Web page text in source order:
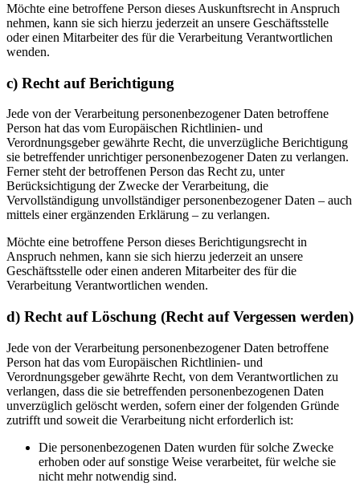
Möchte eine betroffene Person dieses Auskunftsrecht in Anspruch
nehmen, kann sie sich hierzu jederzeit an unsere Geschäftsstelle
oder einen Mitarbeiter des für die Verarbeitung Verantwortlichen
wenden.
c) Recht auf Berichtigung
Jede von der Verarbeitung personenbezogener Daten betroffene
Person hat das vom Europäischen Richtlinien- und
Verordnungsgeber gewährte Recht, die unverzügliche Berichtigung
sie betreffender unrichtiger personenbezogener Daten zu verlangen.
Ferner steht der betroffenen Person das Recht zu, unter
Berücksichtigung der Zwecke der Verarbeitung, die
Vervollständigung unvollständiger personenbezogener Daten – auch
mittels einer ergänzenden Erklärung – zu verlangen.
Möchte eine betroffene Person dieses Berichtigungsrecht in
Anspruch nehmen, kann sie sich hierzu jederzeit an unsere
Geschäftsstelle oder einen anderen Mitarbeiter des für die
Verarbeitung Verantwortlichen wenden.
d) Recht auf Löschung (Recht auf Vergessen werden)
Jede von der Verarbeitung personenbezogener Daten betroffene
Person hat das vom Europäischen Richtlinien- und
Verordnungsgeber gewährte Recht, von dem Verantwortlichen zu
verlangen, dass die sie betreffenden personenbezogenen Daten
unverzüglich gelöscht werden, sofern einer der folgenden Gründe
zutrifft und soweit die Verarbeitung nicht erforderlich ist:
Die personenbezogenen Daten wurden für solche Zwecke
erhoben oder auf sonstige Weise verarbeitet, für welche sie
nicht mehr notwendig sind.